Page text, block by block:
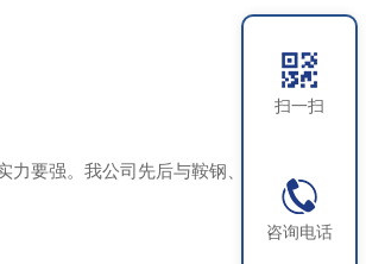
要强。我公司先后与鞍钢、本
扫一扫
咨询电话